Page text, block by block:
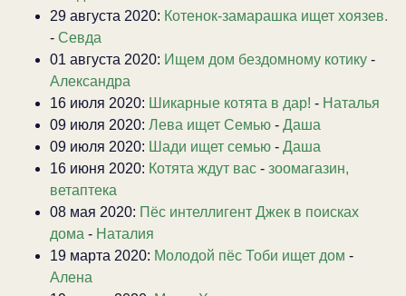
29 августа 2020: Котенок-замарашка ищет хоязев.
- Севда
01 августа 2020: Ищем дом бездомному котику -
Александра
16 июля 2020: Шикарные котята в дар! - Наталья
09 июля 2020: Лева ищет Семью - Даша
09 июля 2020: Шади ищет семью - Даша
16 июня 2020: Котята ждут вас - зоомагазин,
ветаптека
08 мая 2020: Пёс интеллигент Джек в поисках
дома - Наталия
19 марта 2020: Молодой пёс Тоби ищет дом -
Алена